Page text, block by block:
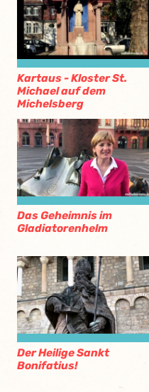
Kartaus - Kloster St.
Michael auf dem
Michelsberg
Das Geheimnis im
Gladiatorenhelm
Der Heilige Sankt
Bonifatius!